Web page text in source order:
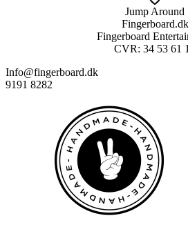
Jump Around
Fingerboard.dk
Fingerboard
CVR: 34 53 61
Info@fingerboard.dk
9191 8282